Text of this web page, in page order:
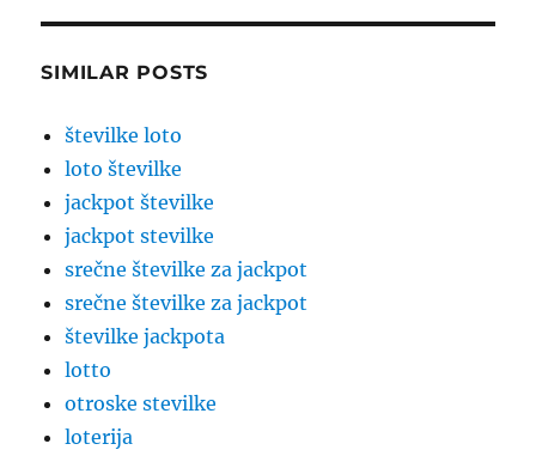
SIMILAR POSTS
številke loto
loto številke
jackpot številke
jackpot stevilke
srečne številke za jackpot
srečne številke za jackpot
številke jackpota
lotto
otroske stevilke
loterija